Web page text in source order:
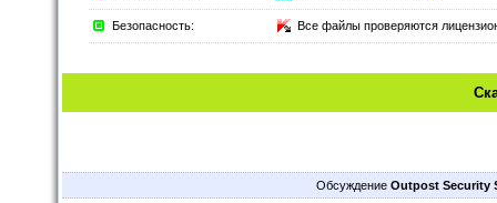
Безопасность: Все файлы проверяются
Обсуждение Outpost Security